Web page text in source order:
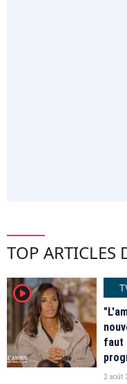
TOP ARTICLES
player2
faut
2 août